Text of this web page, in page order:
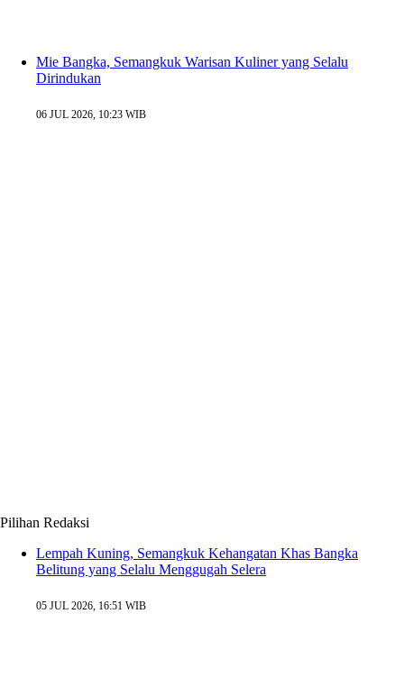
Mie Bangka, Semangkuk Warisan Kuliner yang Selalu
Dirindukan
06 JUL 2026, 10:23 WIB
Pilihan Redaksi
Lempah Kuning, Semangkuk Kehangatan Khas Bangka
Belitung yang Selalu Menggugah Selera
05 JUL 2026, 16:51 WIB